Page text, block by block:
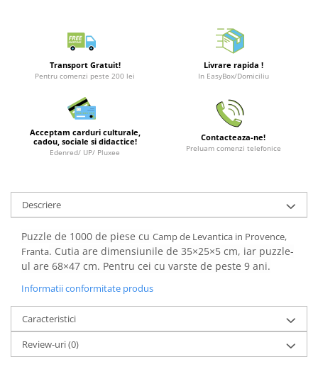
Geek Stuff
Brelocuri
Plusuri si papusi
Decoratiuni
Carti
Fesuri
Studio Ghibli/My Neighbor
Totoro/Kiki etc
Minecraft
Transport Gratuit!
Pentru comenzi peste 200 lei
Livrare rapida !
In EasyBox/Domiciliu
Acceptam carduri culturale,
cadou, sociale si didactice!
Edenred/ UP/ Pluxee
Contacteaza-ne!
Preluam comenzi telefonice
Descriere
Puzzle de 1000 de piese cu Camp de Levantica in Provence,
Franta. Cutia are dimensiunile de 35×25×5 cm, iar puzzle-
ul are 68×47 cm. Pentru cei cu varste de peste 9 ani.
Informatii conformitate produs
Caracteristici
Review-uri(0)